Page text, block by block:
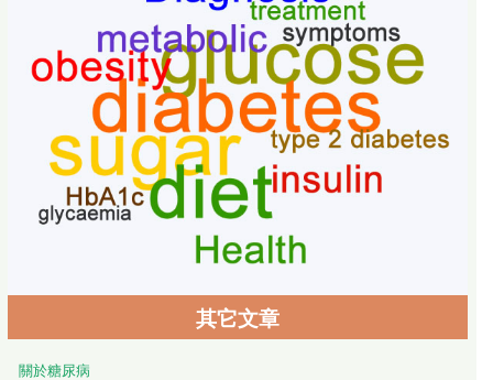
其它文章
關於糖尿病